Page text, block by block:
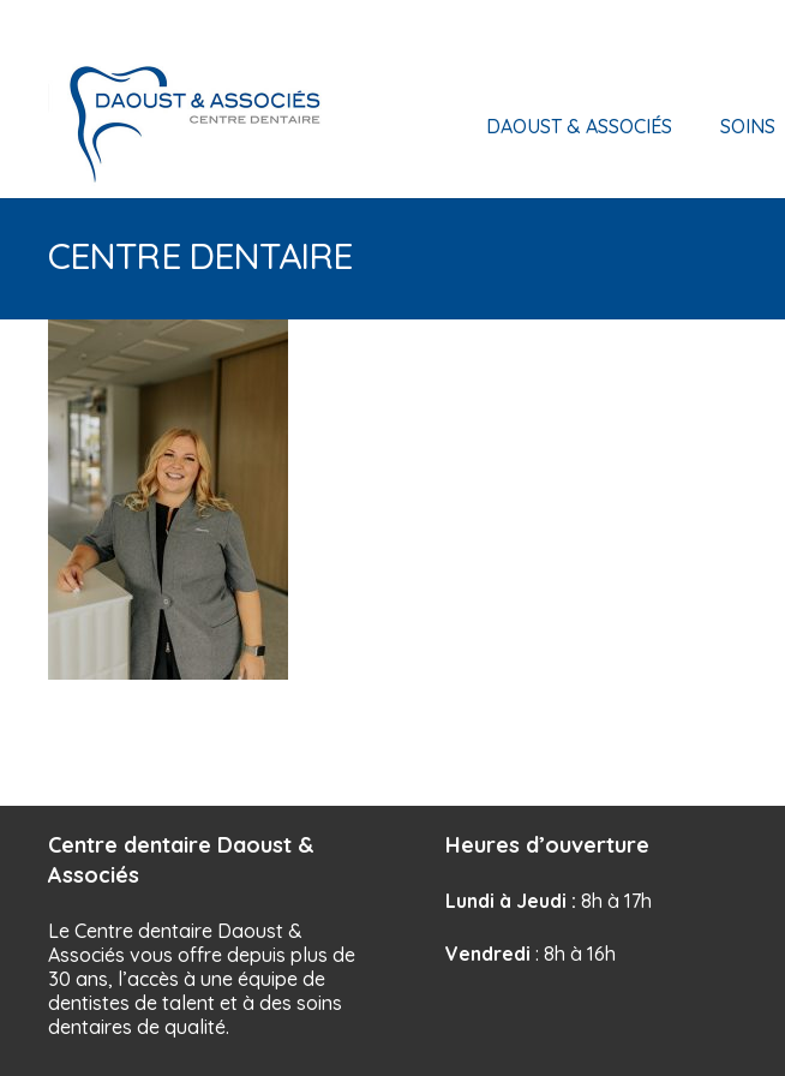
DAOUST & ASSOCIÉS SOINS
CENTRE DENTAIRE
Centre dentaire Daoust &
Associés
Le Centre dentaire Daoust &
Associés vous offre depuis plus de
30 ans, l’accès à une équipe de
dentistes de talent et à des soins
dentaires de qualité.
Heures d’ouverture
Lundi à Jeudi : 8h à 17h
Vendredi : 8h à 16h